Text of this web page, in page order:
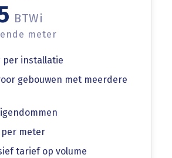
BTWi
meter
per installatie
gebouwen met meerdere
per meter
tarief op volume